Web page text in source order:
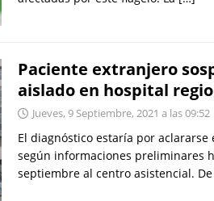
Paciente extranjero
aislado en hospital
Jueves, 9 Septiembre, 2021 a las 09:52
El diagnóstico estaría por aclararse
según informaciones preliminares
septiembre al centro asistencial.